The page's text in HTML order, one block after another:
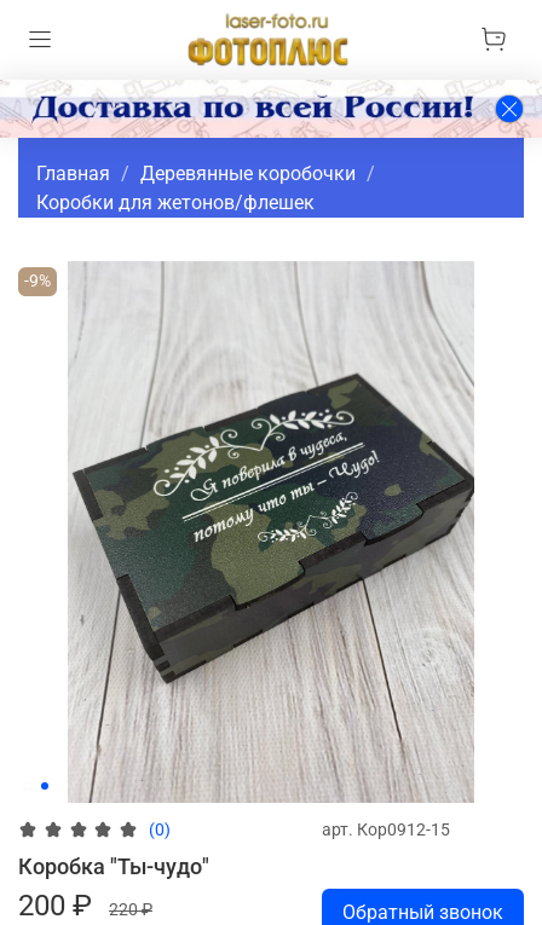
Главная
Деревянные коробочки
Коробки для жетонов/флешек
-9%
(0) арт. Кор0912-15
Коробка "Ты-чудо"
200 ₽ 220 ₽ Обратный звонок